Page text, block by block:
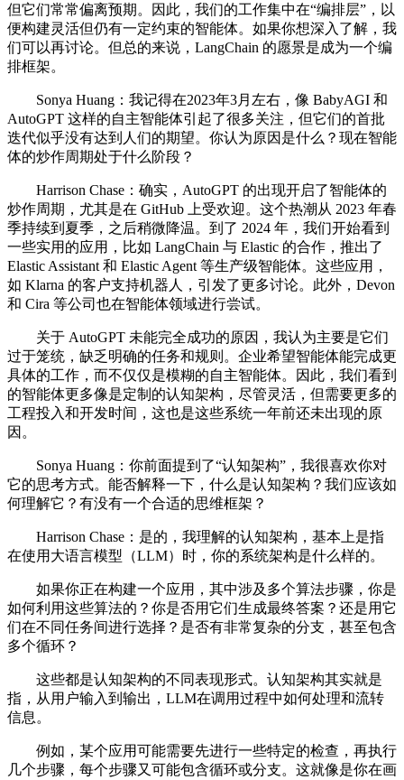
但它们常常偏离预期。因此，我们的工作集中在“编排层”，以
便构建灵活但仍有一定约束的智能体。如果你想深入了解，我
们可以再讨论。但总的来说，LangChain 的愿景是成为一个编
排框架。
Sonya Huang：我记得在2023年3月左右，像 BabyAGI 和
AutoGPT 这样的自主智能体引起了很多关注，但它们的首批
迭代似乎没有达到人们的期望。你认为原因是什么？现在智能
体的炒作周期处于什么阶段？
Harrison Chase：确实，AutoGPT 的出现开启了智能体的
炒作周期，尤其是在 GitHub 上受欢迎。这个热潮从 2023 年春
季持续到夏季，之后稍微降温。到了 2024 年，我们开始看到
一些实用的应用，比如 LangChain 与 Elastic 的合作，推出了
Elastic Assistant 和 Elastic Agent 等生产级智能体。这些应用，
如 Klarna 的客户支持机器人，引发了更多讨论。此外，Devon
和 Cira 等公司也在智能体领域进行尝试。
关于 AutoGPT 未能完全成功的原因，我认为主要是它们
过于笼统，缺乏明确的任务和规则。企业希望智能体能完成更
具体的工作，而不仅仅是模糊的自主智能体。因此，我们看到
的智能体更多像是定制的认知架构，尽管灵活，但需要更多的
工程投入和开发时间，这也是这些系统一年前还未出现的原
因。
Sonya Huang：你前面提到了“认知架构”，我很喜欢你对
它的思考方式。能否解释一下，什么是认知架构？我们应该如
何理解它？有没有一个合适的思维框架？
Harrison Chase：是的，我理解的认知架构，基本上是指
在使用大语言模型（LLM）时，你的系统架构是什么样的。
如果你正在构建一个应用，其中涉及多个算法步骤，你是
如何利用这些算法的？你是否用它们生成最终答案？还是用它
们在不同任务间进行选择？是否有非常复杂的分支，甚至包含
多个循环？
这些都是认知架构的不同表现形式。认知架构其实就是
指，从用户输入到输出，LLM在调用过程中如何处理和流转
信息。
例如，某个应用可能需要先进行一些特定的检查，再执行
几个步骤，每个步骤又可能包含循环或分支。这就像是你在画